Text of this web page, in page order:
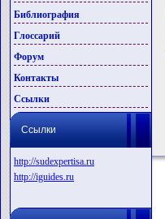
Библиография
Глоссарий
Форум
Контакты
Ссылки
Ссылки
http://sudexpertisa.ru
http://iguides.ru